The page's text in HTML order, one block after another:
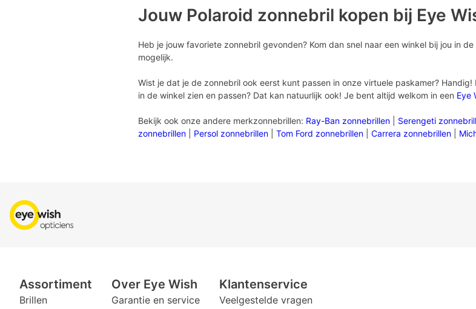
Jouw Polaroid zonnebril kopen bij Eye
Heb je jouw favoriete zonnebril gevonden? Kom dan snel naar een winkel bij jou in
mogelijk.
Wist je dat je de zonnebril ook eerst kunt passen in onze virtuele paskamer?
in de winkel zien en passen? Dat kan natuurlijk ook! Je bent altijd welkom in een Eye
Bekijk ook onze andere merkzonnebrillen: Ray-Ban zonnebrillen Serengeti
zonnebrillen
Persol zonnebrillen Tom Ford zonnebrillen Carrera zonnebrillen
Assortiment
Brillen
Over Eye Wish
Garantie en service
Klantenservice
Veelgestelde vragen